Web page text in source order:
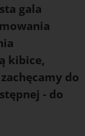
gala
kibice,
do
- do